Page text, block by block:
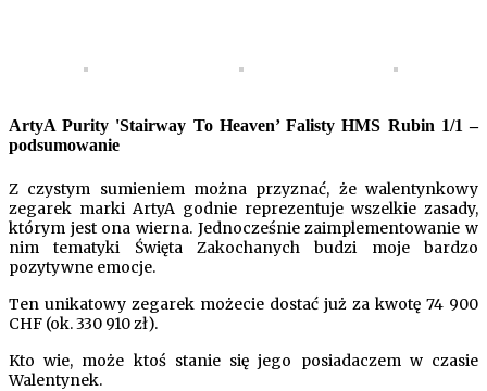
ArtyA Purity 'Stairway To Heaven’ Falisty HMS Rubin 1/1 –
podsumowanie
Z czystym sumieniem można przyznać, że walentynkowy
zegarek marki ArtyA godnie reprezentuje wszelkie zasady,
którym jest ona wierna. Jednocześnie zaimplementowanie w
nim tematyki Święta Zakochanych budzi moje bardzo
pozytywne emocje.
Ten unikatowy zegarek możecie dostać już za kwotę 74 900
CHF (ok. 330 910 zł).
Kto wie, może ktoś stanie się jego posiadaczem w czasie
Walentynek.